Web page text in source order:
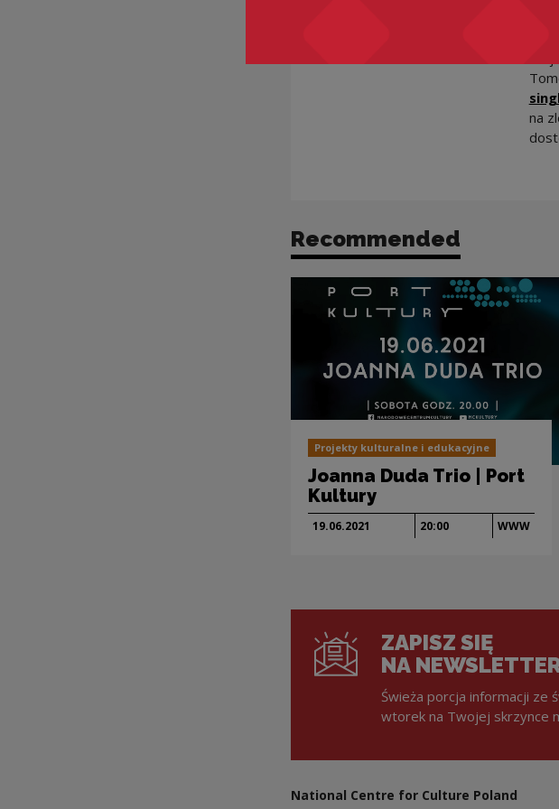
To
na
Recommended
Projekty kulturalne i edukacyjne
Joanna Duda Trio | Port
Kultury
19.06.2021 20:00 WWW
ZAPISZ SIĘ
NA
Świeża porcja informacji ze
wtorek na Twojej skrzynce
National Centre for Culture Poland